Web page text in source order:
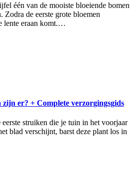
één van de mooiste bloeiende bomen
de eerste grote bloemen
lente eraan komt.…
er? + Complete verzorgingsgids
struiken die je tuin in het voorjaar
blad verschijnt, barst deze plant los in